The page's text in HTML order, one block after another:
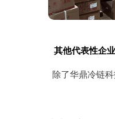
其他代表性企业
除了华鼎冷链